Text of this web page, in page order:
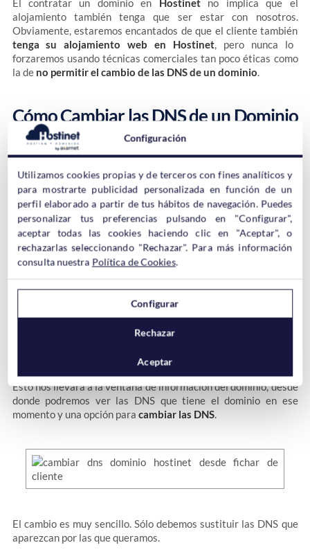
El contratar un dominio en Hostinetno implica que el
alojamiento también tenga que ser estar con nosotros.
Obviamente, estaremos encantados de que el cliente también
tenga su alojamiento web en Hostinet, pero nunca lo
forzaremos usando técnicas comerciales tan poco éticas como
la de no permitir el cambio de las DNS de un dominio.
Cómo Cambiar las DNS de un Dominio
en Hostinet
El proceso de cambiar las DNS de un dominio en Hostinet es
muy sencillo. Sólo necesitamos entrar en el área de clientes de
Hostinet desdeaquí.
Si no tenemos acceso al área de clientes, podemos recuperar
nuestra contraseña desdeaquí.
Una vez estemos dentro de nuestra área de clientes de
Hostinet, deberemos dirigirnos a la secciónMis Productosy
localizar el dominio al que queremos modificar las DNS y hacer
Esto nos llevará a la ventana de información del dominio, desde
donde podremos ver las DNS que tiene el dominio en ese
momento y una opción para cambiar las DNS.
El cambio es muy sencillo. Sólo debemos sustituir las DNS que
aparezcan por las que queramos.
Configuración
Utilizamos cookies propias y de terceros con fines analíticos y
para mostrarte publicidad personalizada en función de un
perfil elaborado a partir de tus hábitos de navegación. Puedes
personalizar tus preferencias pulsando en "Configurar",
aceptar todas las cookies haciendo clic en "Aceptar", o
rechazarlas seleccionando "Rechazar". Para más información
consulta nuestra Política de Cookies.
Configurar
Rechazar
Aceptar